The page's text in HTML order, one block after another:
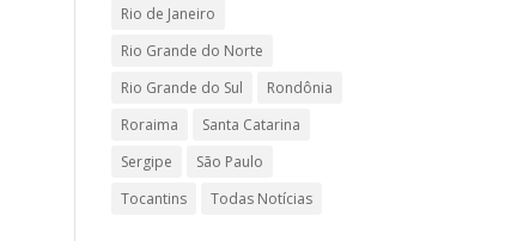
Rio de Janeiro
Rio Grande do Norte
Rio Grande do Sul
Rondônia
Roraima
Santa Catarina
Sergipe
São Paulo
Tocantins
Todas Notícias